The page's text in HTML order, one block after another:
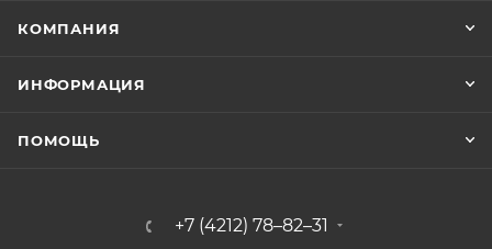
КОМПАНИЯ
ИНФОРМАЦИЯ
ПОМОЩЬ
+7 (4212) 78–82–31